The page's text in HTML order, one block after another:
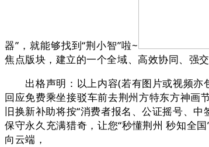
器”，就能够找到“荆小智”啦~
焦点版块，建立的一个全域、高效协同、强
出格声明：以上内容(若有图片或视频亦
回应免费乘坐接驳车前去荆州方特东方神画
旧换新补助将按“消费者报名、公证摇号、
保守永久充满猎奇，让您“秒懂荆州 秒知全
向云端，